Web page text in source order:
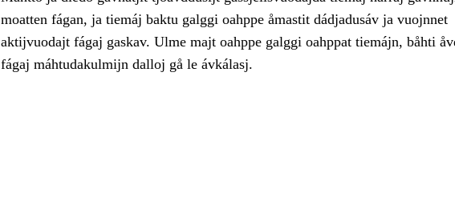
moatten fágan, ja tiemáj baktu galggi oahppe åmastit dádjadusáv ja vuojnnet
aktijvuodajt fágaj gaskav. Ulme majt oahppe galggi oahppat tiemájn, båhti
fágaj máhtudakulmijn dalloj gå le ávkálasj.